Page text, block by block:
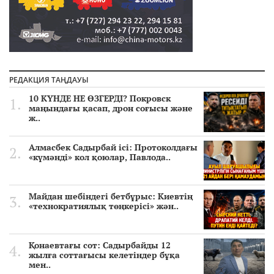
РЕДАКЦИЯ ТАҢДАУЫ
10 КҮНДЕ НЕ ӨЗГЕРДІ? Покровск
маңындағы қасап, дрон соғысы және
ж..
Алмасбек Садырбай ісі: Протоколдағы
«күмәнді» кол қоюлар, Павлода..
Майдан шебіндегі бетбұрыс: Киевтің
«технократиялық төңкерісі» жән..
Қонаевтағы сот: Садырбайды 12
жылға соттағысы келетіндер бұқа
мен..